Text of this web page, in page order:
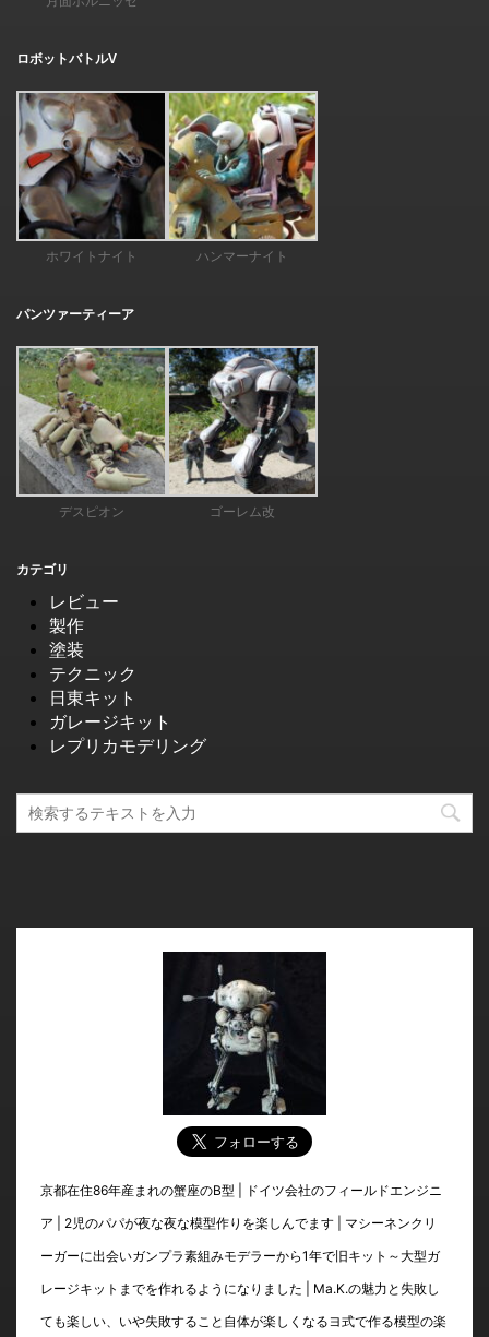
ロボットバトルV
ホワイトナイト ハンマーナイト
パンツァーティーア
デスピオン ゴーレム改
カテゴリ
レビュー
製作
塗装
テクニック
日東キット
ガレージキット
レプリカモデリング
京都在住86年産まれの蟹座のB型 | ドイツ会社のフィールドエンジニ
ア | 2児のパパが夜な夜な模型作りを楽しんでます | マシーネンクリ
ーガーに出会いガンプラ素組みモデラーから1年で旧キット～大型ガ
レージキットまでを作れるようになりました | Ma.K.の魅力と失敗し
ても楽しい、いや失敗すること自体が楽しくなるヨ式で作る模型の楽